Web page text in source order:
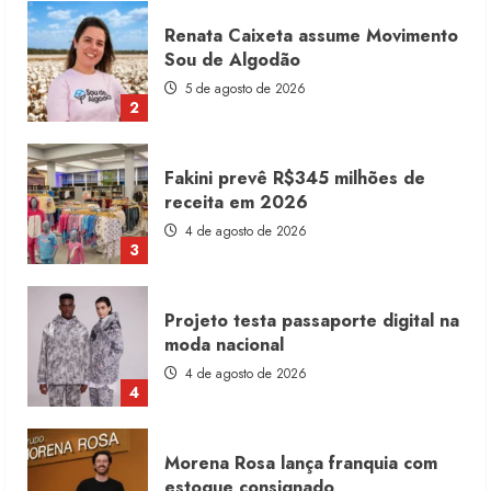
3
Fakini prevê R$345 milhões de
receita em 2026
4 de agosto de 2026
4
Projeto testa passaporte digital na
moda nacional
4 de agosto de 2026
5
Morena Rosa lança franquia com
estoque consignado
4 de agosto de 2026
Moda vende US$63,7 bilhões em